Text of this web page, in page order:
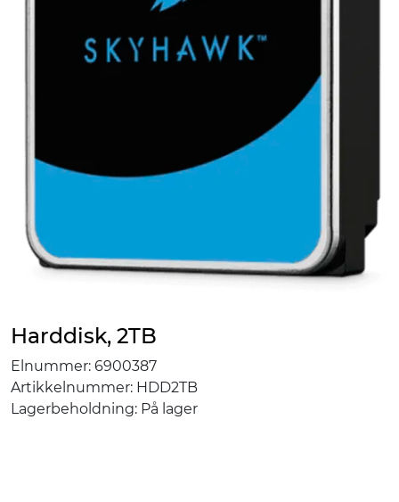
Harddisk, 2TB
Elnummer: 6900387
Artikkelnummer: HDD2TB
Lagerbeholdning: På lager